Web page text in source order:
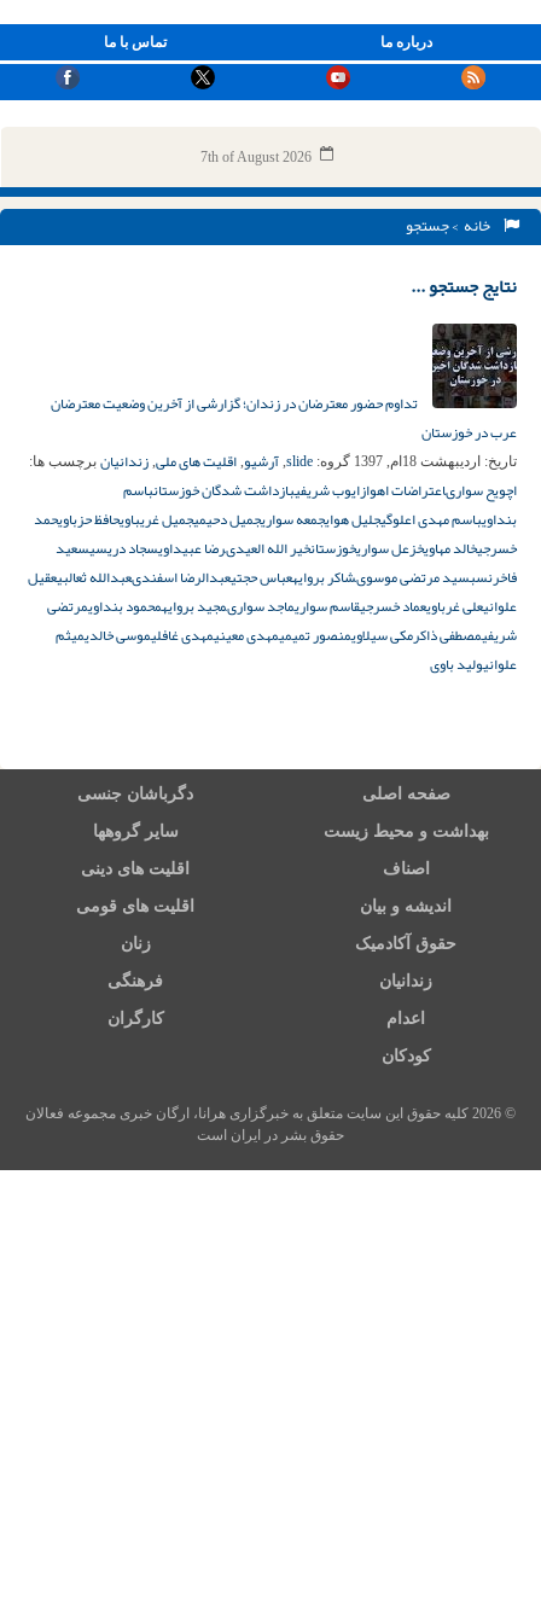
تماس با ما درباره ما
7th of August 2026
خانه > جستجو
نتایج جستجو ...
تداوم حضور معترضان در زندان؛ گزارشی از آخرین وضعیت معترضان
عرب در خوزستان
تاریخ: اردیبهشت 18ام, 1397 گروه: slide
, آرشیو, اقلیت های ملی, زندانیان برچسب ها:
اچويح سوارىاعتراضات اهوازایوب شریفیبازداشت شدگان خوزستانباسم
بنداویباسم مهدى اعلوگىجلیل هوایجمعه سواریجميل دحيمىجمیل غریباویحافظ حزباویحمد
خسرجیخالد مهاویخزعل سواریخوزستانخير الله العيدىرضا عبیداویسجاد دریسیسعید
فاخرنسبسيد مرتضى موسوىشاكر بروايهعباس حجتیعبدالرضا اسفندىعبدالله ثعالبیعقيل
علوانىعلی غرباویعماد خسرجیقاسم سواریماجد سوارىمجید بروایهمحمود بنداویمرتضی
شریفیمصطفى ذاكرمکی سیلاویمنصور تمیمیمهدى معينىمهدی غافلیموسی خالدیميثم
علوانىولید باوی
صفحه اصلی دگرباشان جنسی
بهداشت و محیط زیست سایر گروهها
اصناف اقلیت های دینی
اندیشه و بیان اقلیت های قومی
حقوق آکادمیک زنان
زندانیان فرهنگی
اعدام کارگران
کودکان
© 2026 کلیه حقوق این سایت متعلق به خبرگزاری هرانا، ارگان خبری مجموعه فعالان
حقوق بشر در ایران است